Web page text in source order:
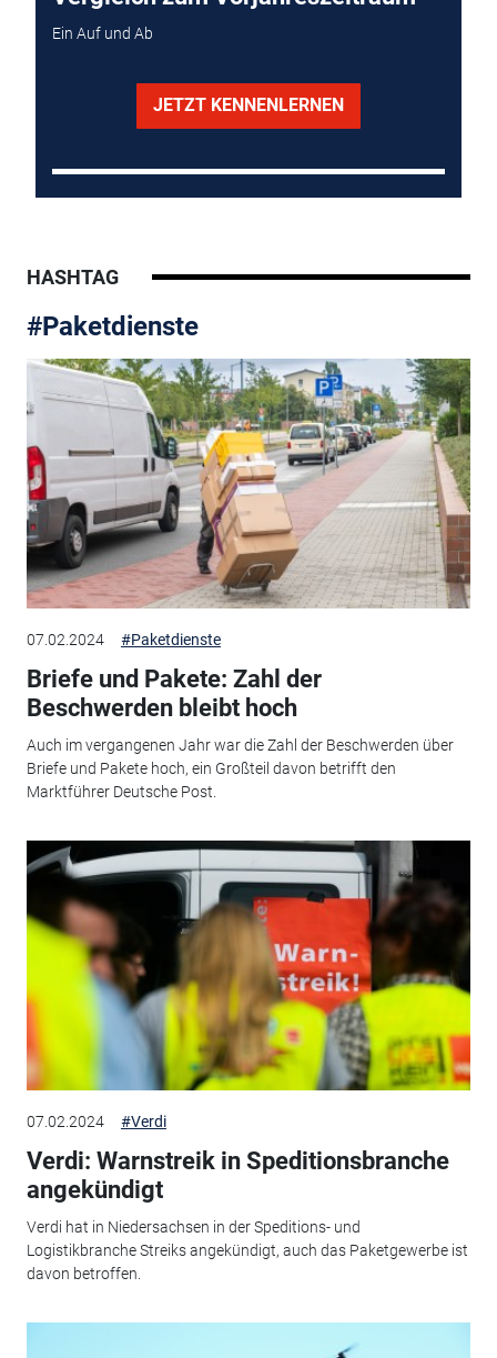
Ein Auf und Ab
JETZT KENNENLERNEN
HASHTAG
#Paketdienste
07.02.2024 #Paketdienste
Briefe und Pakete: Zahl der
Beschwerden bleibt hoch
Auch im vergangenen Jahr war die Zahl der Beschwerden über
Briefe und Pakete hoch, ein Großteil davon betrifft den
Marktführer Deutsche Post.
07.02.2024 #Verdi
Verdi: Warnstreik in Speditionsbranche
angekündigt
Verdi hat in Niedersachsen in der Speditions- und
Logistikbranche Streiks angekündigt, auch das Paketgewerbe ist
davon betroffen.